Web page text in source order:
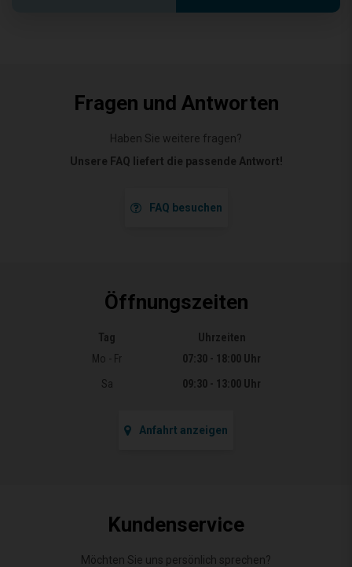
Fragen und Antworten
Haben Sie weitere fragen?
Unsere FAQ liefert die passende Antwort!
FAQ besuchen
Öffnungszeiten
Öffnungszeiten
Tag
Uhrzeiten
Mo - Fr
07:30 - 18:00 Uhr
Sa
09:30 - 13:00 Uhr
Anfahrt anzeigen
Kundenservice
Möchten Sie uns persönlich sprechen?